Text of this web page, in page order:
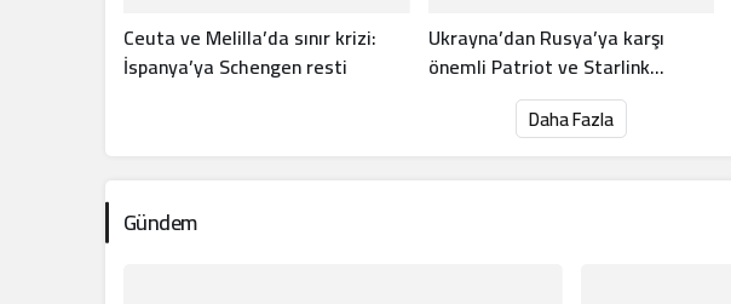
Ceuta ve Melilla’da sınır krizi:
İspanya’ya Schengen resti
Ukrayna’dan Rusya’ya karşı
önemli Patriot ve Starlink
Daha Fazla
Gündem